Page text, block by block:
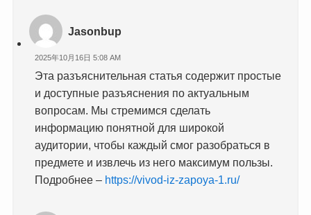
Jasonbup
2025年10月16日 5:08 AM
Эта разъяснительная статья содержит простые
и доступные разъяснения по актуальным
вопросам. Мы стремимся сделать
информацию понятной для широкой
аудитории, чтобы каждый смог разобраться в
предмете и извлечь из него максимум пользы.
Подробнее – https://vivod-iz-zapoya-1.ru/